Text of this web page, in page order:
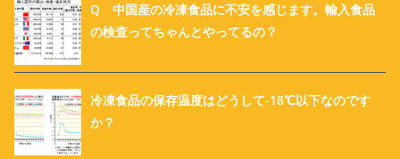
Q 中国産の冷凍食品に不安を感じます。輸入食品
の検査ってちゃんとやってるの？
冷凍食品の保存温度はどうして-18℃以下なのです
か？